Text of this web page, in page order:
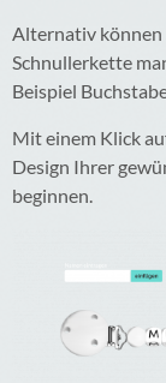
Alternativ können
Schnullerkette
Beispiel
Mit einem Klick
Design Ihrer
beginnen.